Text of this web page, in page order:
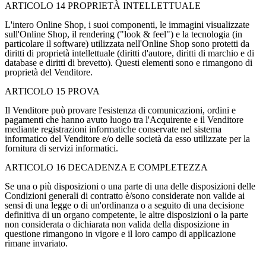
ARTICOLO 14 PROPRIETÀ INTELLETTUALE
L'intero Online Shop, i suoi componenti, le immagini visualizzate
sull'Online Shop, il rendering ("look & feel") e la tecnologia (in
particolare il software) utilizzata nell'Online Shop sono protetti da
diritti di proprietà intellettuale (diritti d'autore, diritti di marchio e di
database e diritti di brevetto). Questi elementi sono e rimangono di
proprietà del Venditore.
ARTICOLO 15 PROVA
Il Venditore può provare l'esistenza di comunicazioni, ordini e
pagamenti che hanno avuto luogo tra l'Acquirente e il Venditore
mediante registrazioni informatiche conservate nel sistema
informatico del Venditore e/o delle società da esso utilizzate per la
fornitura di servizi informatici.
ARTICOLO 16 DECADENZA E COMPLETEZZA
Se una o più disposizioni o una parte di una delle disposizioni delle
Condizioni generali di contratto è/sono considerate non valide ai
sensi di una legge o di un'ordinanza o a seguito di una decisione
definitiva di un organo competente, le altre disposizioni o la parte
non considerata o dichiarata non valida della disposizione in
questione rimangono in vigore e il loro campo di applicazione
rimane invariato.